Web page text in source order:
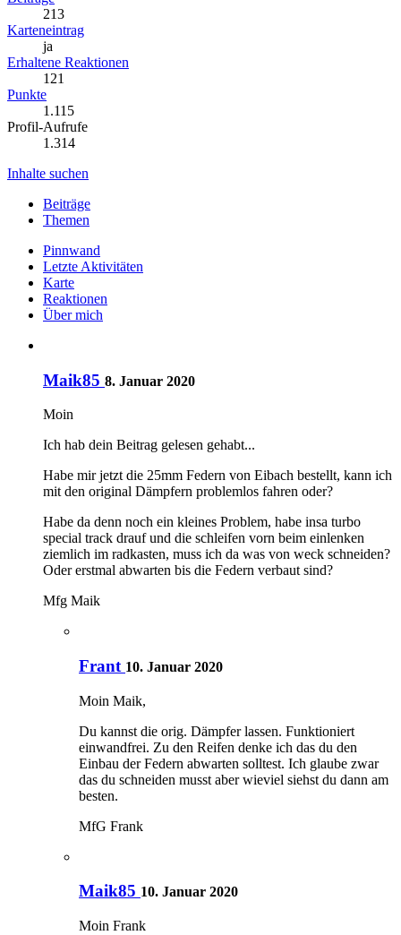
213
Karteneintrag
ja
Erhaltene Reaktionen
121
Punkte
1.115
Profil-Aufrufe
1.314
Inhalte suchen
Beiträge
Themen
Pinnwand
Letzte Aktivitäten
Karte
Reaktionen
Über mich
Maik85 8. Januar 2020
Moin
Ich hab dein Beitrag gelesen gehabt...
Habe mir jetzt die 25mm Federn von Eibach bestellt, kann ich
mit den original Dämpfern problemlos fahren oder?
Habe da denn noch ein kleines Problem, habe insa turbo
special track drauf und die schleifen vorn beim einlenken
ziemlich im radkasten, muss ich da was von weck schneiden?
Oder erstmal abwarten bis die Federn verbaut sind?
Mfg Maik
Frant 10. Januar 2020
Moin Maik,
Du kannst die orig. Dämpfer lassen. Funktioniert
einwandfrei. Zu den Reifen denke ich das du den
Einbau der Federn abwarten solltest. Ich glaube zwar
das du schneiden musst aber wieviel siehst du dann am
besten.
MfG Frank
Maik85 10. Januar 2020
Moin Frank